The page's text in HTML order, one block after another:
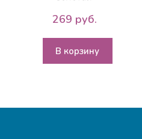
269 руб.
В корзину